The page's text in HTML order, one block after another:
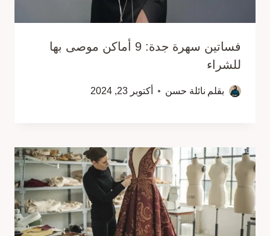
فساتين سهرة جدة: 9 أماكن موصى بها
للشراء
بقلم نائلة حسن أكتوبر 23, 2024